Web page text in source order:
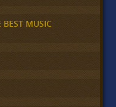
MUSIC